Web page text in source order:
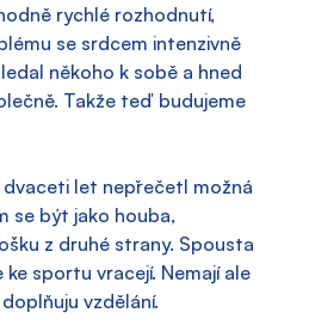
rychlé rozhodnutí,
se srdcem intenzivně
někoho k sobě a hned
Takže teď budujeme
let nepřečetl možná
se být jako houba,
z druhé strany. Spousta
sportu vracejí. Nemají ale
vzdělání.